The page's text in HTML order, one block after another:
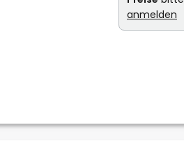
anmelden